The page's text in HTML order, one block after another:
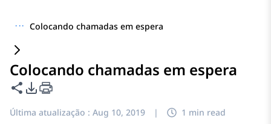
··· Colocando chamadas em espera
Colocando chamadas em espera
Compartilhar esta página
Opções de exportação de PDF
Última atualização : Aug 10, 2019 | 1 min read